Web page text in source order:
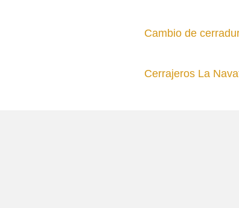
Cambio de
Cerrajeros La